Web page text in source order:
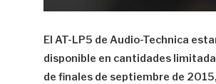
El AT-LP5 de Audio-Technica
disponible en cantidades
de finales de septiembre de